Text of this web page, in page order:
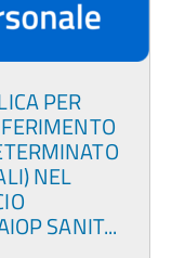
PER
NEL
SANIT...